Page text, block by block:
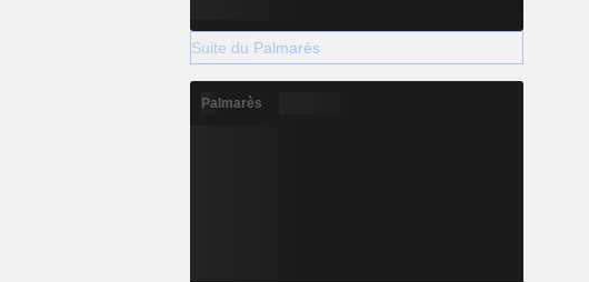
Suite du Palmarès
Palmarès